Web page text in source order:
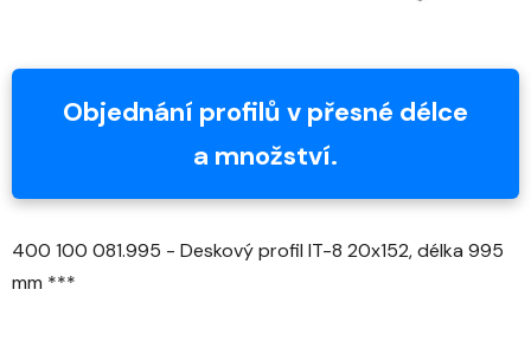
Objednání profilů v přesné délce
a množství.
400 100 081.995 - Deskový profil IT-8 20x152, délka 995
mm ***